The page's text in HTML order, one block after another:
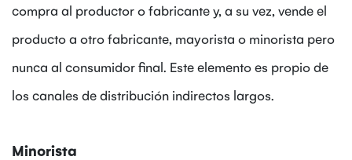
compra al productor o fabricante y, a su vez, vende el
producto a otro fabricante, mayorista o minorista pero
nunca al consumidor final. Este elemento es propio de
los canales de distribución indirectos largos.
Minorista